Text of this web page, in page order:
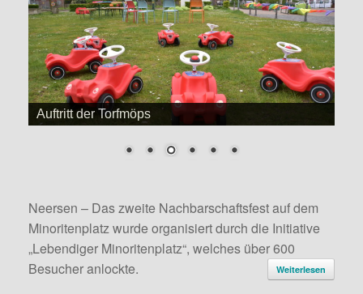
Auftritt der Torfmöps
Neersen – Das zweite Nachbarschaftsfest auf dem
Minoritenplatz wurde organisiert durch die Initiative
„Lebendiger Minoritenplatz“, welches über 600
Besucher anlockte.
Weiterlesen